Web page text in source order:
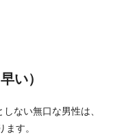
い）
ない無口な男性は、
す。